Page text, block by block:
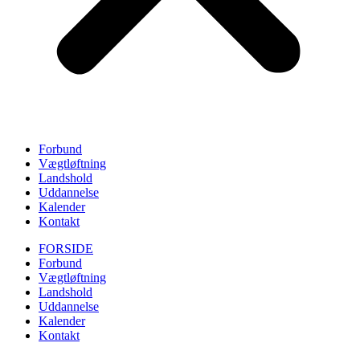
Forbund
Vægtløftning
Landshold
Uddannelse
Kalender
Kontakt
FORSIDE
Forbund
Vægtløftning
Landshold
Uddannelse
Kalender
Kontakt